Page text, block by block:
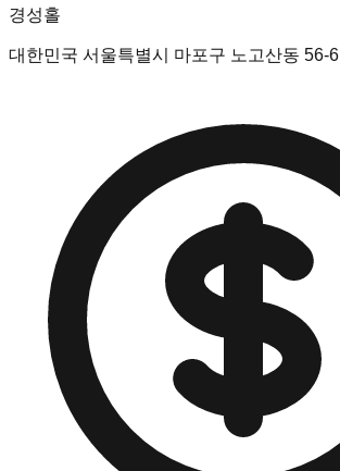
경성홀
대한민국 서울특별시 마포구 노고산동 56-6